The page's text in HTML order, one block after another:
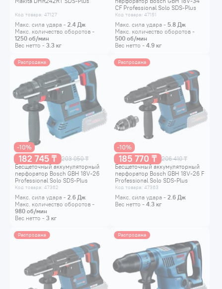
Код товара: 47127
Макс. сила удара - 2.4 Дж
Макс. количество оборотов -
1250 об/мин
Вес нетто - 3.3 кг
CF Professional Solo SDS-Plus
0611914021
Код товара: 47151
Макс. сила удара - 5.8Дж
Макс. количество оборотов -
500об/мин
Вес нетто - 4.9кг
Распродажа
182 745 ₸ 203 050 ₸
-10%
Бесщеточный аккумуляторный
перфоратор Bosch GBH 18V-26
Professional Solo SDS-Plus
0611909000
Код товара: 47362
Макс. сила удара - 2.6 Дж
Макс. количество оборотов -
980 об/мин
Вес нетто - 3 кг
Распродажа
185 770 ₸ 206 410 ₸
-10%
Бесщеточный аккумуляторный
перфоратор Bosch GBH 18V-26 F
Professional Solo SDS-Plus
0611910000
Код товара: 47363
Макс. сила удара - 2.6Дж
Вес нетто - 4.3кг
Распродажа Распродажа